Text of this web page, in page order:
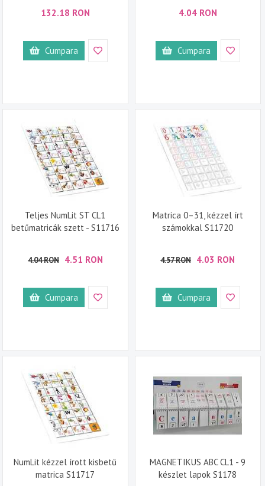
132.18 RON
Cumpara
4.04 RON
Cumpara
Teljes NumLit ST CL1
betűmatricák szett - S11716
4.04 RON 4.51 RON
Cumpara
Matrica 0–31, kézzel írt
számokkal S11720
4.57 RON 4.03 RON
Cumpara
NumLit kézzel írott kisbetű
matrica S11717
MAGNETIKUS ABC CL1 - 9
készlet lapok S1178